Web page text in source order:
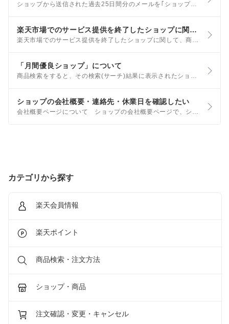
ショップから送信された過去25日間分のメールを｢ショップからのメール｣機能にて、ご確認いただけます。 ご利用にはメールアドレスの認証手続きが必要です。認証後の有効期限は1か月です。 手順は以下をご参照ください。
楽天市場でのサービス提供を終了したショップに関するお問合せについて
楽天市場でのサービス提供を終了したショップに関して、商品や過去のご注文に関するお問合せは、直接当該企業へご連絡いただきますようお願い申し上げます。
「月間優良ショップ」について
商品検索をすると、その検索(サーチ)結果に表示されたショップ名の右側に「月間優良ショップ」というラベルがついている場合があります。 お客様から特に高い評価をいただいているショップに表示されるラベルです。
ショップの会社概要・連絡先・休業日を確認したい
会社概要ページについて ショップの会社概要ページで、ショップの連絡先・休業日・お支払い方法・配送方法などの、お買い物に必要な情報をご確認いただけます。また、購入後のキャンセル・交換・返品についてのルールもご確認いただけます。
カテゴリから探す
楽天会員情報
楽天ポイント
商品検索・注文方法
ショップ・商品
注文確認・変更・キャンセル